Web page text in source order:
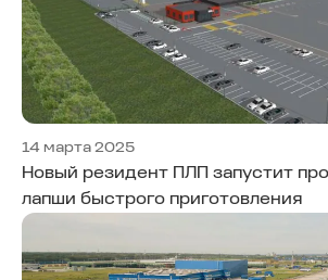
14 марта 2025
Новый резидент ПЛП запустит
лапши быстрого приготовления